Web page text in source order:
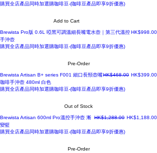
購買全店產品同時加選購咖啡豆-(咖啡豆產品即享9折優惠)
Add to Cart
Brewista Pro版 0.6L 啞黑可調溫細長嘴電水壺｜第三代溫控
手沖壺
Price
HK$998.00
購買全店產品同時加選購咖啡豆-(咖啡豆產品即享9折優惠)
Pre-Order
Brewista Artisan B+ series F001 細口長頸壺嘴
咖啡手沖壺 480ml 白色
Regular Price
HK$468.00 Sale Price
HK$399.00
購買全店產品同時加選購咖啡豆-(咖啡豆產品即享9折優惠)
Out of Stock
Brewista Artisan 600ml Pro溫控手沖壺 漸
變籃
Regular Price
HK$1,288.00 Sale Price
HK$1,188.00
購買全店產品同時加選購咖啡豆-(咖啡豆產品即享9折優惠)
Pre-Order